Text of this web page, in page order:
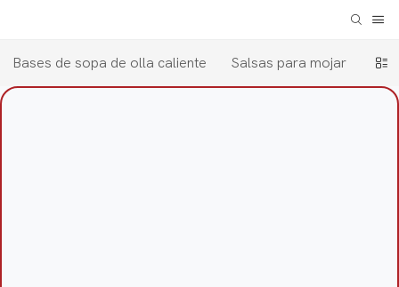
Bases de sopa de olla caliente Salsas para mojar